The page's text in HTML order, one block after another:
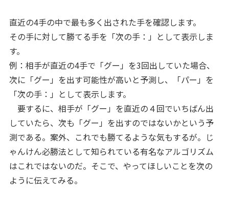
直近の4手の中で最も多く出された手を確認します。
その手に対して勝てる手を「次の手：」として表示しま
す。
例：相手が直近の4手で「グー」を3回出していた場合、
次に「グー」を出す可能性が高いと予測し、「パー」を
「次の手：」として表示します。
要するに、相手が「グー」を直近の４回でいちばん出
していたら、次も「グー」を出すのではないかという予
測である。案外、これでも勝てるような気もするが。じ
ゃんけん必勝法として知られている有名なアルゴリズム
はこれではないのだ。そこで、やってほしいことを次の
ように伝えてみる。